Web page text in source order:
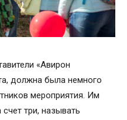
«Авирон
должна была немного
мероприятия. Им
три, называть